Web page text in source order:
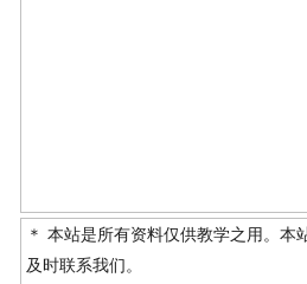
＊ 本站是所有资料仅供教学之用。
及时联系我们。